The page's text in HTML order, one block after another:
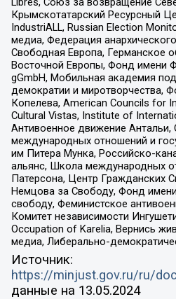
Крымскотатарский Ресурсный
IndustriALL, Russian Election
медиа, Федерация
Свободная Европа, Германское
Восточной Европы, Фонд имени
gGmbH, Мобильная академия
демократии и миротворчества,
Копелева, American Councils for
Cultural Vistas, Institute of
Антивоенное движение
международных отношений и
им Питера Мунка, Российско-
альянс, Школа международных
Патерсона, Центр Гражданских
Немцова за Свободу, Фонд
свободу, Феминистское
Комитет независимости
Occupation of Karelia, Вернись
медиа, Либерально-
Источник:
https://minjust.gov.ru/ru/
данные на 13.05.2024